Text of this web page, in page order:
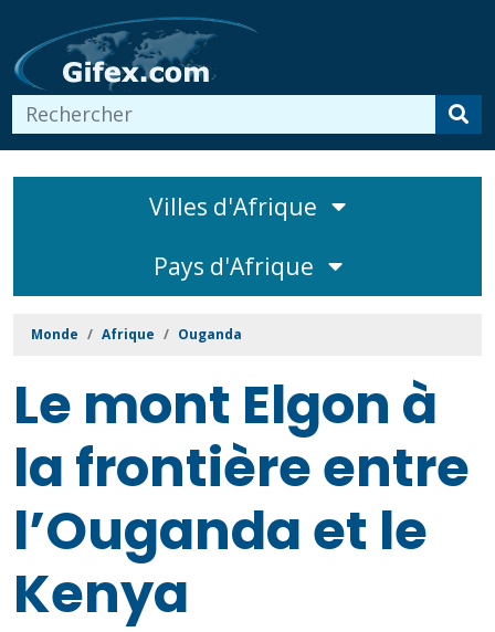
Villes d'Afrique
Pays d'Afrique
Monde Afrique Ouganda
Le mont Elgon à
la frontière entre
l’Ouganda et le
Kenya